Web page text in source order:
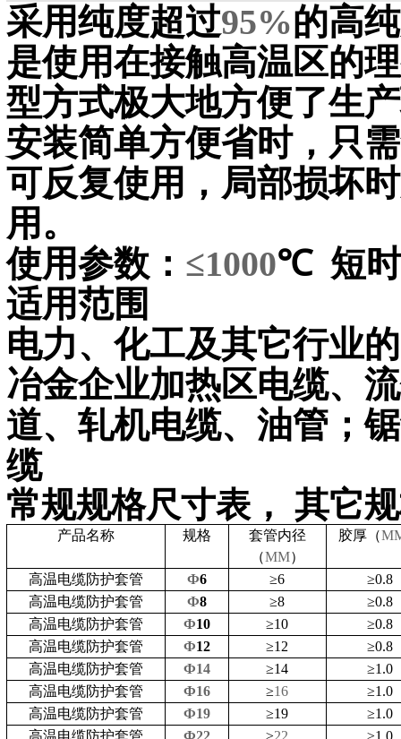
采用纯度超过95%的高
是使用在接触高温区的
型方式极大地方便了生
安装简单方便省时，只
可反复使用，局部损坏
用。
使用参数： ≤1000℃ 短
适用范围
电力、化工及其它行业
冶金企业加热区电缆、
道、轧机电缆、油管；
缆
常规规格尺寸表， 其它
产品名称 规格 套管内径
（MM）
胶厚（
高温电缆防护套管 Ф6 ≥6 ≥0.8
高温电缆防护套管
Ф8 ≥8 ≥0.8
高温电缆防护套管
Ф10 ≥10 ≥0.8
高温电缆防护套管
Ф12 ≥12 ≥0.8
高温电缆防护套管
Ф14 ≥14 ≥1.0
高温电缆防护套管
Ф16 ≥16 ≥1.0
高温电缆防护套管
Ф19 ≥19 ≥1.0
高温电缆防护套管
Ф22 ≥22 ≥1.0